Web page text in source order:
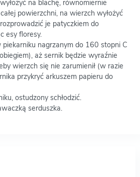
na blachę, równomiernie
powierzchni, na wierzch wyłożyć
rozprowadzić je patyczkiem do
esy floresy.
nagrzanym do 160 stopni C
aż sernik będzie wyraźnie
wierzch się nie zarumienił (w razie
przykryć arkuszem papieru do
ostudzony schłodzić.
serduszka.